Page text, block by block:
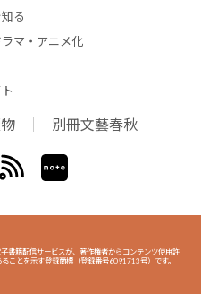
る
マ・アニメ化
別冊文藝春秋
書籍配信サービスが、著作権者からコンテンツ使用許
ことを示す登録商標（登録番号6091713号）です。